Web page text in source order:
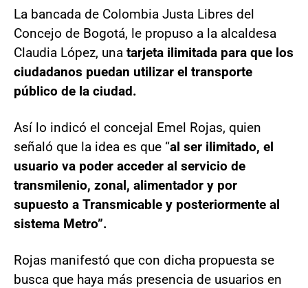
La bancada de Colombia Justa Libres del
Concejo de Bogotá, le propuso a la alcaldesa
Claudia López, una tarjeta ilimitada para que los
ciudadanos puedan utilizar el transporte
público de la ciudad.
Así lo indicó el concejal Emel Rojas, quien
señaló que la idea es que “al ser ilimitado, el
usuario va poder acceder al servicio de
transmilenio, zonal, alimentador y por
supuesto a Transmicable y posteriormente al
sistema Metro”.
Rojas manifestó que con dicha propuesta se
busca que haya más presencia de usuarios en